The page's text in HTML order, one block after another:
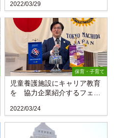
2022/03/29
保育・子育て
児童養護施設にキャリア教育
を 協力企業紹介するフェア
2022/03/24